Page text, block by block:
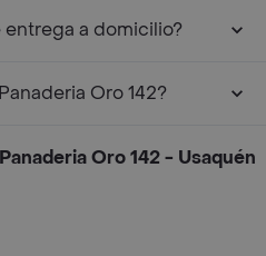
entrega a domicilio?
Oro 142?
Oro 142 - Usaquén